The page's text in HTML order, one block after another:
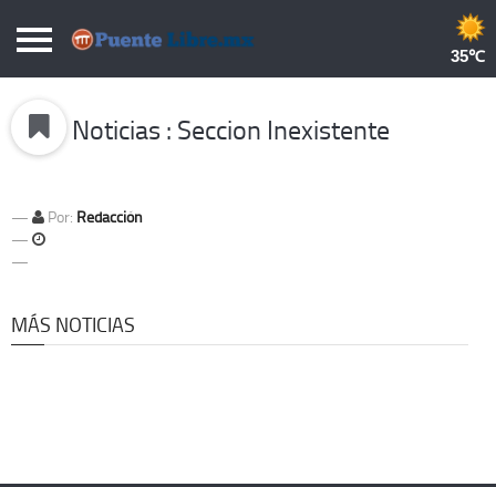
Puentelibre.mx
Local
Opinión
Cronos
Economía
Noticias : Seccion Inexistente
Por: Redacción
MÁS NOTICIAS